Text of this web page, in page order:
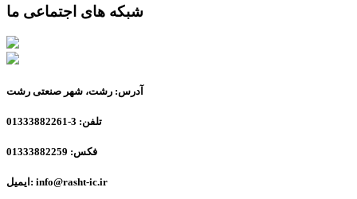
شبکه های اجتماعی ما
آدرس: رشت، شهر صنعتی رشت
تلفن: 3-01333882261
فکس: 01333882259
ایمیل: info@rasht-ic.ir